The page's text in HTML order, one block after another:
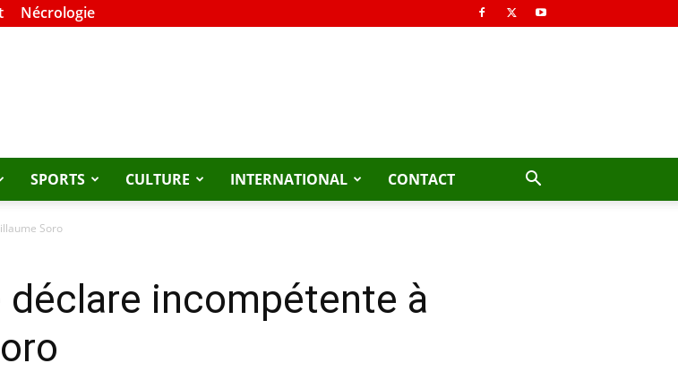
Nécrologie
SPORTS CULTURE INTERNATIONAL CONTACT
Soro
incompétente à